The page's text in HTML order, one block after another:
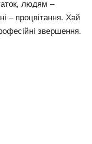
людям –
– процвітання. Хай
звершення.